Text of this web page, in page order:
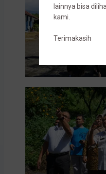
lainnya bisa
kami.
Terimakasih